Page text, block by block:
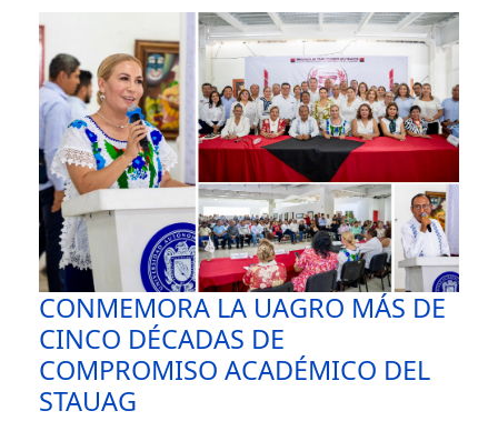
CONMEMORA LA UAGRO MÁS DE
CINCO DÉCADAS DE
COMPROMISO ACADÉMICO DEL
STAUAG